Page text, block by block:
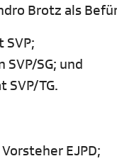
Brotz als
SG; und
SVP/TG.
EJPD;